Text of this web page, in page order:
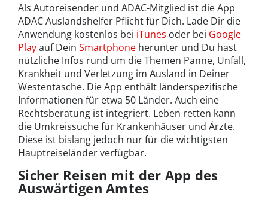
Als Autoreisender und ADAC-Mitglied ist die App
ADAC Auslandshelfer Pflicht für Dich. Lade Dir die
Anwendung kostenlos bei iTunes oder bei Google
Playauf Dein Smartphone herunter und Du hast
nützliche Infos rund um die Themen Panne, Unfall,
Krankheit und Verletzung im Ausland in Deiner
Westentasche. Die App enthält länderspezifische
Informationen für etwa 50 Länder. Auch eine
Rechtsberatung ist integriert. Leben retten kann
die Umkreissuche für Krankenhäuser und Ärzte.
Diese ist bislang jedoch nur für die wichtigsten
Hauptreiseländer verfügbar.
Sicher Reisen mit der App des
Auswärtigen Amtes